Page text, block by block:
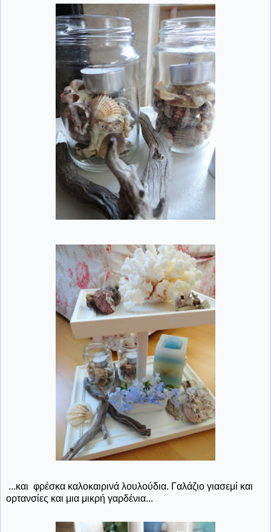
...και φρέσκα καλοκαιρινά λουλούδια. Γαλάζιο γιασεμί και
ορτανσίες και μια μικρή γαρδένια...